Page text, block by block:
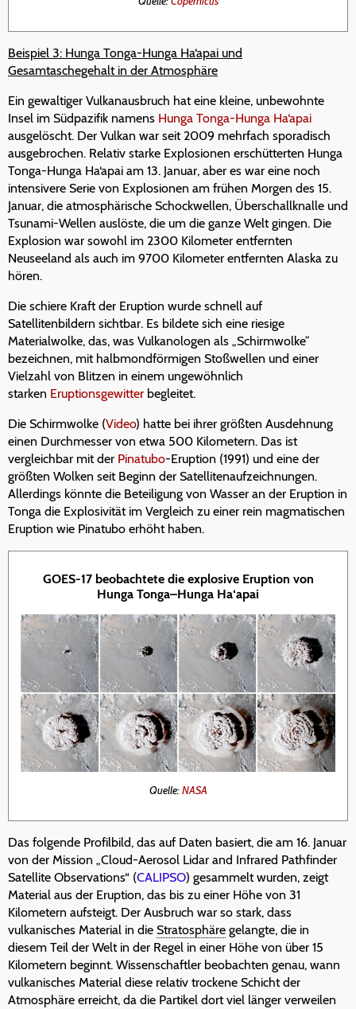
Beispiel 3: Hunga Tonga-Hunga Ha‘apai und
Gesamtaschegehalt in der Atmosphäre
Ein gewaltiger Vulkanausbruch hat eine kleine, unbewohnte
Insel im Südpazifik namens Hunga Tonga-Hunga Ha‘apai
ausgelöscht. Der Vulkan war seit 2009 mehrfach sporadisch
ausgebrochen. Relativ starke Explosionen erschütterten Hunga
Tonga-Hunga Ha‘apai am 13. Januar, aber es war eine noch
intensivere Serie von Explosionen am frühen Morgen des 15.
Januar, die atmosphärische Schockwellen, Überschallknalle und
Tsunami-Wellen auslöste, die um die ganze Welt gingen. Die
Explosion war sowohl im 2300 Kilometer entfernten
Neuseeland als auch im 9700 Kilometer entfernten Alaska zu
hören.
Die schiere Kraft der Eruption wurde schnell auf
Satellitenbildern sichtbar. Es bildete sich eine riesige
Materialwolke, das, was Vulkanologen als „Schirmwolke”
bezeichnen, mit halbmondförmigen Stoßwellen und einer
Vielzahl von Blitzen in einem ungewöhnlich
starken Eruptionsgewitter begleitet.
Die Schirmwolke (Video) hatte bei ihrer größten Ausdehnung
einen Durchmesser von etwa 500 Kilometern. Das ist
vergleichbar mit der Pinatubo-Eruption (1991) und eine der
größten Wolken seit Beginn der Satellitenaufzeichnungen.
Allerdings könnte die Beteiligung von Wasser an der Eruption in
Tonga die Explosivität im Vergleich zu einer rein magmatischen
Eruption wie Pinatubo erhöht haben.
GOES-17 beobachtete die explosive Eruption von
Hunga Tonga–Hunga Ha‘apai
Quelle:NASA
Das folgende Profilbild, das auf Daten basiert, die am 16. Januar
von der Mission „Cloud-Aerosol Lidar and Infrared Pathfinder
Satellite Observations“ (CALIPSO) gesammelt wurden, zeigt
Material aus der Eruption, das bis zu einer Höhe von 31
Kilometern aufsteigt. Der Ausbruch war so stark, dass
vulkanisches Material in die Stratosphäre gelangte, die in
diesem Teil der Welt in der Regel in einer Höhe von über 15
Kilometern beginnt. Wissenschaftler beobachten genau, wann
vulkanisches Material diese relativ trockene Schicht der
Atmosphäre erreicht, da die Partikel dort viel länger verweilen